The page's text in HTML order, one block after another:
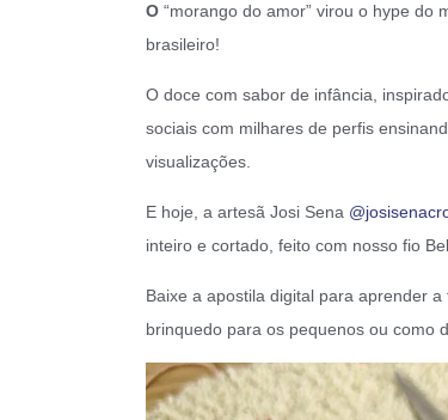
O “morango do amor” virou o hype do
brasileiro!
O doce com sabor de infância,
sociais com milhares de perfis
visualizações.
E hoje, a artesã Josi Sena
inteiro e cortado, feito com nosso fio
Baixe a apostila digital para aprender
brinquedo para os pequenos ou como